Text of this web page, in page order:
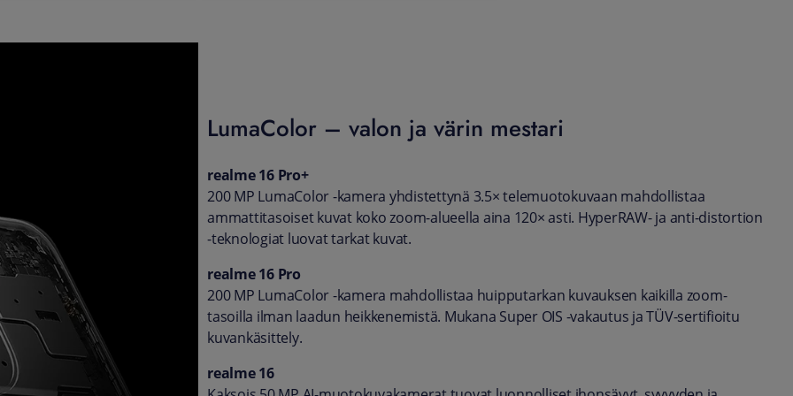
LumaColor – valon ja värin mestari
realme 16 Pro+
200 MP LumaColor -kamera yhdistettynä 3.5× telemuotokuvaan mahdollistaa
ammattitasoiset kuvat koko zoom-alueella aina 120× asti. HyperRAW- ja anti-distortion
-teknologiat luovat tarkat kuvat.
realme 16 Pro
200 MP LumaColor -kamera mahdollistaa huipputarkan kuvauksen kaikilla zoom-
tasoilla ilman laadun heikkenemistä. Mukana Super OIS -vakautus ja TÜV-sertifioitu
kuvankäsittely.
realme 16